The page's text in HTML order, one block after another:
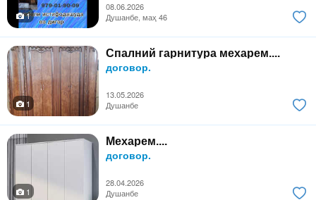
08.06.2026
1
Душанбе, маҳ 46
Спалний гарнитура мехарем....
договор.
13.05.2026
1
Душанбе
Мехарем....
договор.
28.04.2026
1
Душанбе